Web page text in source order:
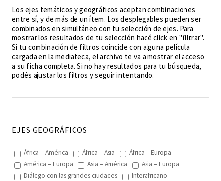
Los ejes temáticos y geográficos aceptan combinaciones
entre sí, y de más de un ítem. Los desplegables pueden ser
combinados en simultáneo con tu selección de ejes. Para
mostrar los resultados de tu selección hacé click en "filtrar".
Si tu combinación de filtros coincide con alguna película
cargada en la mediateca, el archivo te va a mostrar el acceso
a su ficha completa. Si no hay resultados para tu búsqueda,
podés ajustar los filtros y seguir intentando.
EJES GEOGRÁFICOS
África – América África – Asia
África – Europa
América – Europa
Asia – América
Asia – Europa
Diálogo con las grandes ciudades
Interafricano